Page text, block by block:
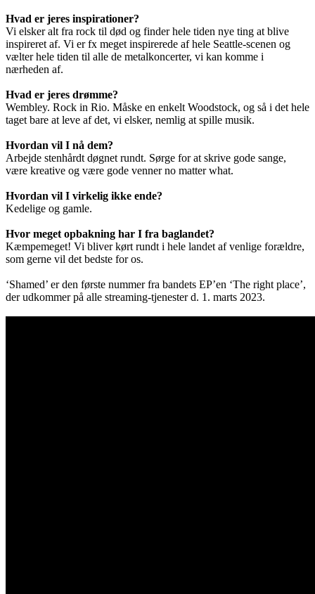
Hvad er jeres inspirationer?
Vi elsker alt fra rock til død og finder hele tiden nye ting at blive
inspireret af. Vi er fx meget inspirerede af hele Seattle-scenen og
vælter hele tiden til alle de metalkoncerter, vi kan komme i
nærheden af.
Hvad er jeres drømme?
Wembley. Rock in Rio. Måske en enkelt Woodstock, og så i det hele
taget bare at leve af det, vi elsker, nemlig at spille musik.
Hvordan vil I nå dem?
Arbejde stenhårdt døgnet rundt. Sørge for at skrive gode sange,
være kreative og være gode venner no matter what.
Hvordan vil I virkelig ikke ende?
Kedelige og gamle.
Hvor meget opbakning har I fra baglandet?
Kæmpemeget! Vi bliver kørt rundt i hele landet af venlige forældre,
som gerne vil det bedste for os.
‘Shamed’ er den første nummer fra bandets EP’en ‘The right place’,
der udkommer på alle streaming-tjenester d. 1. marts 2023.